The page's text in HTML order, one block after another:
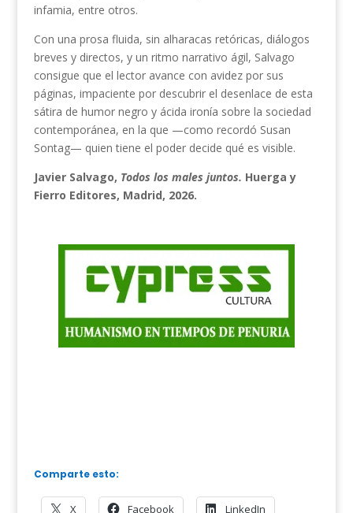
infamia, entre otros.
Con una prosa fluida, sin alharacas retóricas, diálogos
breves y directos, y un ritmo narrativo ágil, Salvago
consigue que el lector avance con avidez por sus
páginas, impaciente por descubrir el desenlace de esta
sátira de humor negro y ácida ironía sobre la sociedad
contemporánea, en la que —como recordó Susan
Sontag— quien tiene el poder decide qué es visible.
Javier Salvago, Todos los males juntos. Huerga y
Fierro Editores, Madrid, 2026.
Comparte esto:
X Facebook LinkedIn